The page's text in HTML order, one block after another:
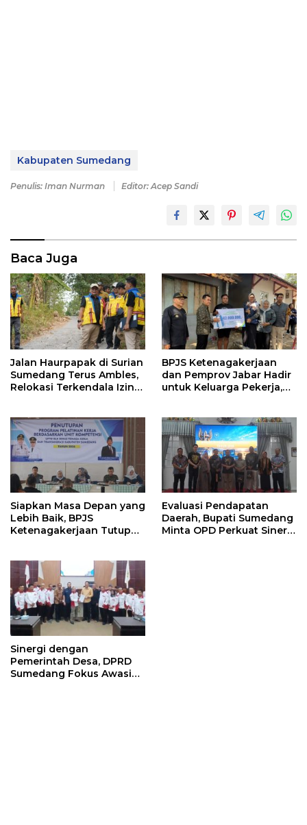
Kabupaten Sumedang
Penulis: Iman Nurman Editor: Acep Sandi
Baca Juga
Jalan Haurpapak di Surian
Sumedang Terus Ambles,
Relokasi Terkendala Izin
BPJS Ketenagakerjaan
dan Pemprov Jabar Hadir
untuk Keluarga Pekerja,
Siapkan Masa Depan yang
Lebih Baik, BPJS
Ketenagakerjaan Tutup
Evaluasi Pendapatan
Daerah, Bupati Sumedang
Minta OPD Perkuat Sinergi
Sinergi dengan
Pemerintah Desa, DPRD
Sumedang Fokus Awasi